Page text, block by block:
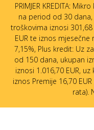
PRIMJER KREDITA:
na period od 30
troškovima iznosi 301,68
EUR te iznos mjesečne
7,15%, Plus kredit: Uz
od 150 dana, ukupan
iznosi 1.016,70 EUR,
iznos Premije 16,70
rata).